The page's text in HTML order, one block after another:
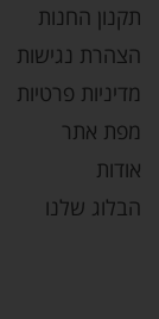
תקנון החנות
הצהרת נגישות
מדיניות פרטיות
מפת אתר
אודות
הבלוג שלנו